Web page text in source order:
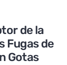
de la
Fugas de
Gotas